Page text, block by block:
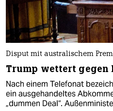
Disput mit australischem
Trump wettert gegen
Nach einem Telefonat
ein ausgehandeltes
„dummen Deal“.